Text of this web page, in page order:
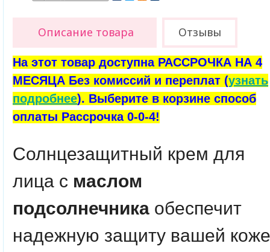
Описание товара Отзывы
На этот товар доступна РАССРОЧКА НА 4
МЕСЯЦА Без комиссий и переплат (узнать
подробнее). Выберите в корзине способ
оплаты Рассрочка 0-0-4!
Солнцезащитный крем для
лица с маслом
подсолнечника обеспечит
надежную защиту вашей коже